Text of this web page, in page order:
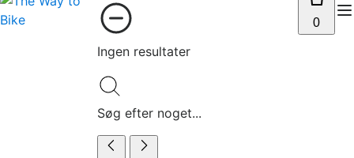
Ingen resultater
Søg efter noget...
0